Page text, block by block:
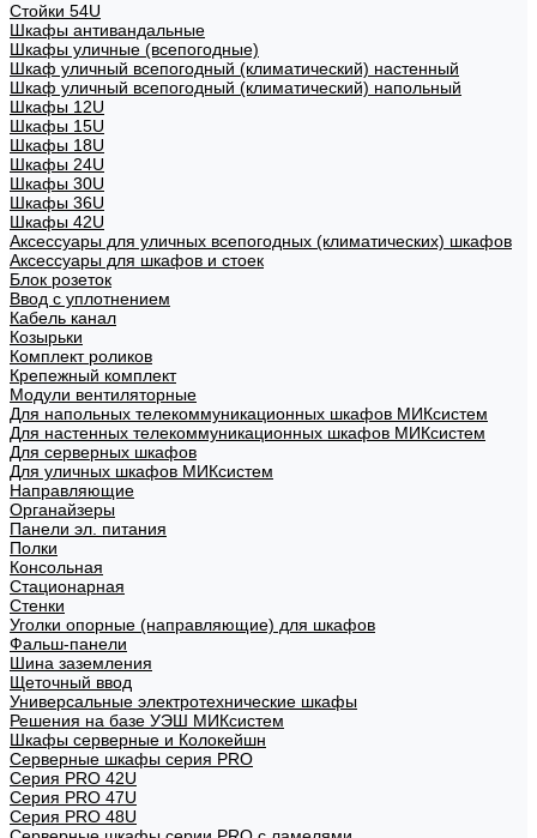
Стойки 54U
Шкафы антивандальные
Шкафы уличные (всепогодные)
Шкаф уличный всепогодный (климатический) настенный
Шкаф уличный всепогодный (климатический) напольный
Шкафы 12U
Шкафы 15U
Шкафы 18U
Шкафы 24U
Шкафы 30U
Шкафы 36U
Шкафы 42U
Аксессуары для уличных всепогодных (климатических) шкафов
Аксессуары для шкафов и стоек
Блок розеток
Ввод с уплотнением
Кабель канал
Козырьки
Комплект роликов
Крепежный комплект
Модули вентиляторные
Для напольных телекоммуникационных шкафов МИКсистем
Для настенных телекоммуникационных шкафов МИКсистем
Для серверных шкафов
Для уличных шкафов МИКсистем
Направляющие
Органайзеры
Панели эл. питания
Полки
Консольная
Стационарная
Стенки
Уголки опорные (направляющие) для шкафов
Фальш-панели
Шина заземления
Щеточный ввод
Универсальные электротехнические шкафы
Решения на базе УЭШ МИКсистем
Шкафы серверные и Колокейшн
Серверные шкафы серия PRO
Серия PRO 42U
Серия PRO 47U
Серия PRO 48U